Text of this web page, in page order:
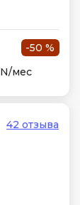
-50 %
мес
42 отзыва